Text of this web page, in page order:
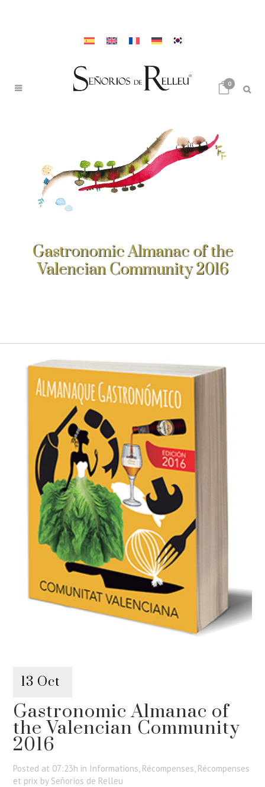
0
Gastronomic Almanac of the
Valencian Community 2016
13 Oct
Gastronomic Almanac of
the Valencian Community
2016
Posted at 07:23h in Informations, Récompenses, Récompenses
et prix by Señoríos de Relleu